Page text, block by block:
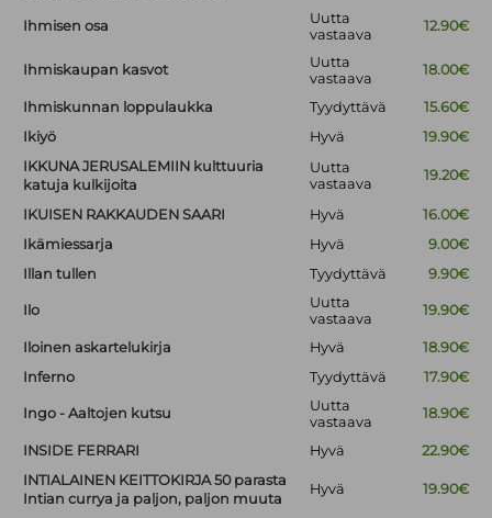
Ihmisen osa
Uutta
vastaava
12.90€
Ihmiskaupan kasvot
Uutta
vastaava
18.00€
Ihmiskunnan loppulaukka Tyydyttävä
15.60€
Ikiyö
Hyvä
19.90€
IKKUNA JERUSALEMIIN kulttuuria
katuja kulkijoita
Uutta
vastaava
19.20€
IKUISEN RAKKAUDEN SAARI Hyvä
16.00€
Ikämiessarja
Hyvä
9.00€
Illan tullen
Tyydyttävä 9.90€
Ilo
Uutta
vastaava
19.90€
Iloinen askartelukirja Hyvä
18.90€
Inferno
Tyydyttävä 17.90€
Ingo - Aaltojen kutsu
Uutta
vastaava
18.90€
INSIDE FERRARI Hyvä
22.90€
INTIALAINEN KEITTOKIRJA 50 parasta
Intian currya ja paljon, paljon muuta
Hyvä 19.90€